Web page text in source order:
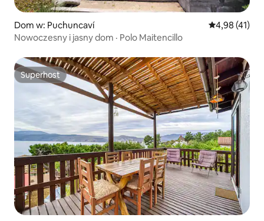
Dom w: Puchuncaví Średnia
4,98 (41)
Nowoczesny i jasny dom · Polo Maitencillo
Superhost
Superhost